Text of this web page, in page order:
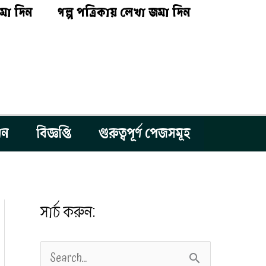
দিন গল্প পত্রিকায় লেখা জমা দিন
বিজ্ঞপ্তি গুরুত্বপূর্ণ পেজসমূহ
সার্চ করুন: